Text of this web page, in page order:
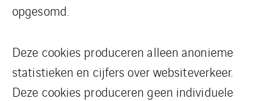
opgesomd.
Deze cookies produceren alleen anonieme
statistieken en cijfers over websiteverkeer.
Deze cookies produceren geen individuele